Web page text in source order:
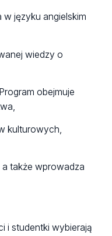
w języku angielskim
wiedzy o
obejmuje
kulturowych,
także wprowadza
i studentki wybierają